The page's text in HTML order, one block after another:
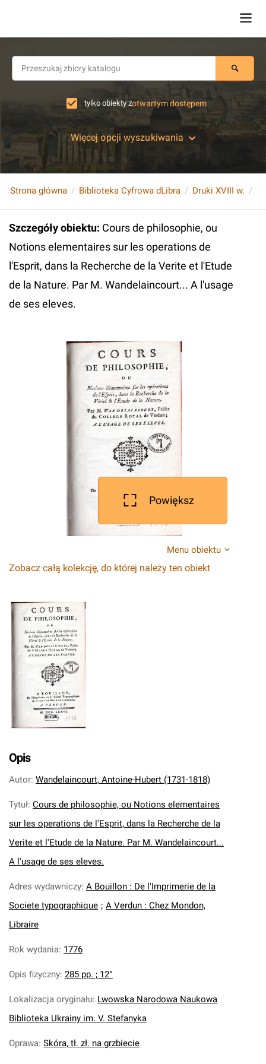
tylko obiekty zotwartym dostępem
Więcej opcji wyszukiwania
Strona główna Biblioteka Cyfrowa dLibra Druki XVIII w.
Szczegóły obiektu: Cours de philosophie, ou
Notions elementaires sur les operations de
l'Esprit, dans la Recherche de la Verite et l'Etude
de la Nature. Par M. Wandelaincourt... A l'usage
de ses eleves.
Powiększ
Menu obiektu
Zobacz całą kolekcję, do której należy ten obiekt
Opis
Autor: Wandelaincourt, Antoine-Hubert (1731-1818)
Tytuł: Cours de philosophie, ou Notions elementaires
sur les operations de l'Esprit, dans la Recherche de la
Verite et l'Etude de la Nature. Par M. Wandelaincourt...
A l'usage de ses eleves.
Adres wydawniczy: A Bouillon : De l'Imprimerie de la
Societe typographique ; A Verdun : Chez Mondon,
Libraire
Rok wydania: 1776
Opis fizyczny: 285 pp. ; 12°
Lokalizacja oryginału: Lwowska Narodowa Naukowa
Biblioteka Ukrainy im. V. Stefanyka
Oprawa: Skóra, tł. zł. na grzbiecie